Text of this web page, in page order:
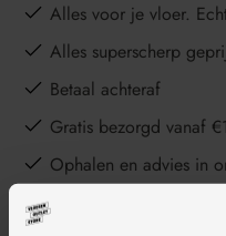
Alles voor je vloer.
Alles superscherp
Betaal achteraf
Gratis bezorgd vanaf
Ophalen en advies in